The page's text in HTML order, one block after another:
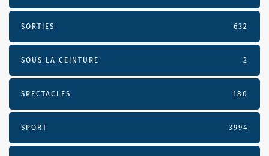
SORTIES 632
SOUS LA CEINTURE 2
SPECTACLES 180
SPORT 3994